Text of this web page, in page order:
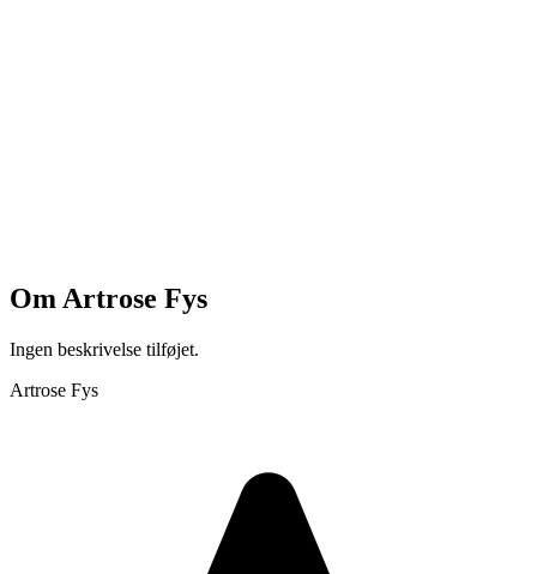
Om Artrose Fys
Ingen beskrivelse tilføjet.
Artrose Fys